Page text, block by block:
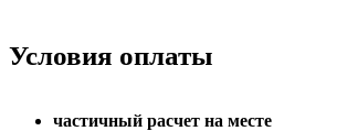
Условия оплаты
частичный расчет на месте